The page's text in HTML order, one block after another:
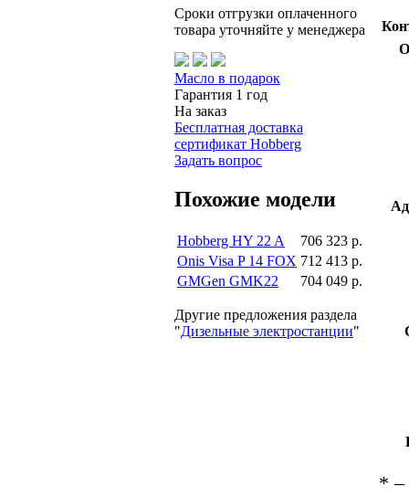
Сроки отгрузки оплаченного
товара уточняйте у менеджера
Масло в подарок
Гарантия 1 год
На заказ
Бесплатная доставка
сертификат Hobberg
Задать вопрос
Похожие модели
Hobberg HY 22 A
706 323 р.
Onis Visa P 14 FOX 712 413 р.
GMGen GMK22
704 049 р.
Другие предложения раздела
"Дизельные электростанции"
* –